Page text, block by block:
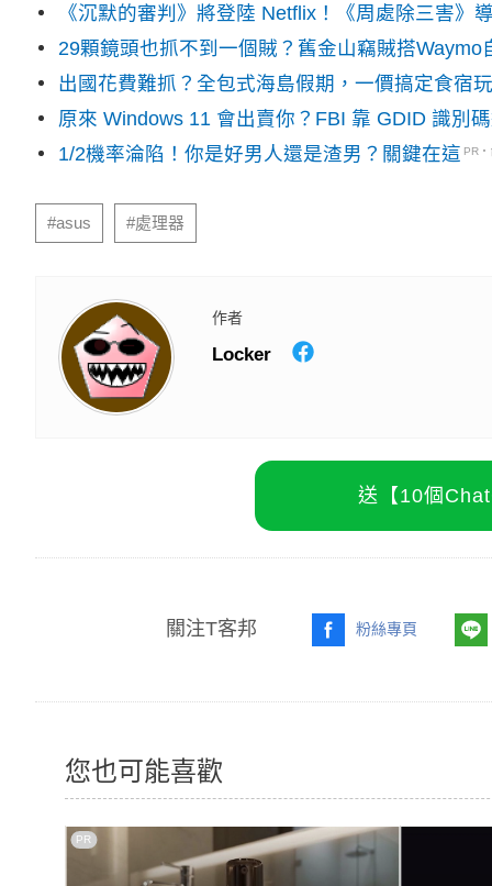
《沉默的審判》將登陸 Netflix！《周處除三害》
29顆鏡頭也抓不到一個賊？舊金山竊賊搭
出國花費難抓？全包式海島假期，一價搞定食宿
原來 Windows 11 會出賣你？FBI 靠 GDID 識別
1/2機率淪陷！你是好男人還是渣男？關鍵在這 PR
#asus #處理器
作者
Locker
送【10個
關注T客邦 粉絲專頁
您也可能喜歡
PR